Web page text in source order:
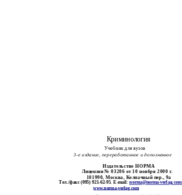
Криминология
Учебник для вузов
3-е издание, переработанное и дополненное
Издательство НОРМА
Лицензия № 03206 от 10 ноября 2000 г.
101990, Москва, Колпачный пер., 9а
Тел./факс (095) 921-62-95. E-mail:norma@norma-verlag.com
www.norma-verlag.com